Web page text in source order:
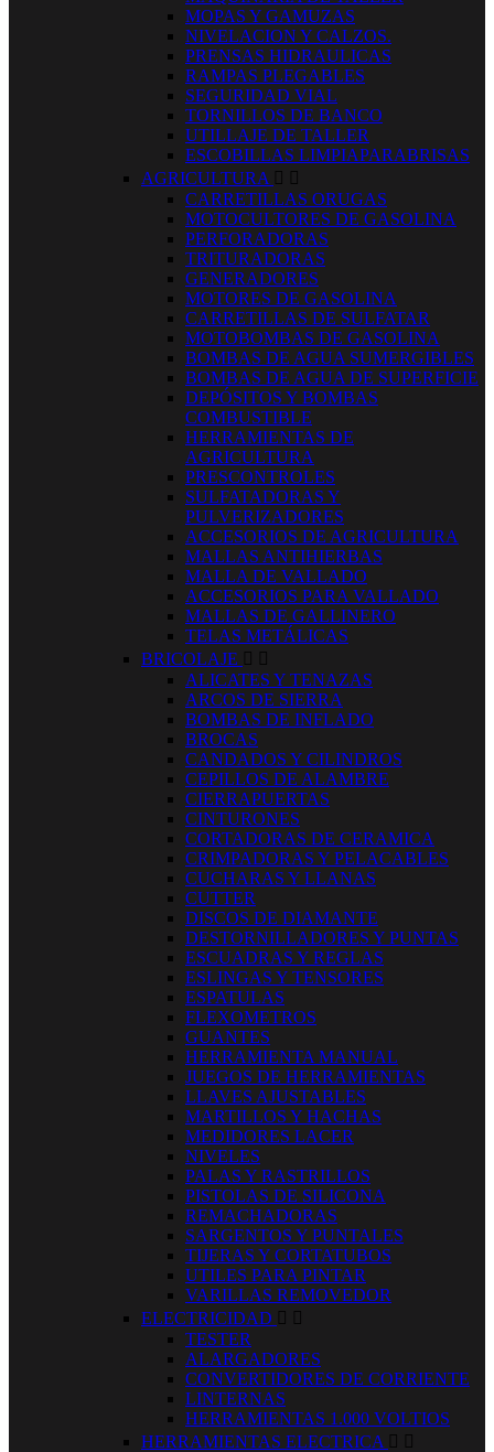
MOPAS Y GAMUZAS
NIVELACION Y CALZOS.
PRENSAS HIDRAULICAS
RAMPAS PLEGABLES
SEGURIDAD VIAL
TORNILLOS DE BANCO
UTILLAJE DE TALLER
ESCOBILLAS LIMPIAPARABRISAS
AGRICULTURA  
CARRETILLAS ORUGAS
MOTOCULTORES DE GASOLINA
PERFORADORAS
TRITURADORAS
GENERADORES
MOTORES DE GASOLINA
CARRETILLAS DE SULFATAR
MOTOBOMBAS DE GASOLINA
BOMBAS DE AGUA SUMERGIBLES
BOMBAS DE AGUA DE SUPERFICIE
DEPÓSITOS Y BOMBAS
COMBUSTIBLE
HERRAMIENTAS DE
AGRICULTURA
PRESCONTROLES
SULFATADORAS Y
PULVERIZADORES
ACCESORIOS DE AGRICULTURA
MALLAS ANTIHIERBAS
MALLA DE VALLADO
ACCESORIOS PARA VALLADO
MALLAS DE GALLINERO
TELAS METÁLICAS
BRICOLAJE  
ALICATES Y TENAZAS
ARCOS DE SIERRA
BOMBAS DE INFLADO
BROCAS
CANDADOS Y CILINDROS
CEPILLOS DE ALAMBRE
CIERRAPUERTAS
CINTURONES
CORTADORAS DE CERAMICA
CRIMPADORAS Y PELACABLES
CUCHARAS Y LLANAS
CUTTER
DISCOS DE DIAMANTE
DESTORNILLADORES Y PUNTAS
ESCUADRAS Y REGLAS
ESLINGAS Y TENSORES
ESPATULAS
FLEXOMETROS
GUANTES
HERRAMIENTA MANUAL
JUEGOS DE HERRAMIENTAS
LLAVES AJUSTABLES
MARTILLOS Y HACHAS
MEDIDORES LACER
NIVELES
PALAS Y RASTRILLOS
PISTOLAS DE SILICONA
REMACHADORAS
SARGENTOS Y PUNTALES
TIJERAS Y CORTATUBOS
UTILES PARA PINTAR
VARILLAS REMOVEDOR
ELECTRICIDAD  
TESTER
ALARGADORES
CONVERTIDORES DE CORRIENTE
LINTERNAS
HERRAMIENTAS 1.000 VOLTIOS
HERRAMIENTAS ELECTRICA  